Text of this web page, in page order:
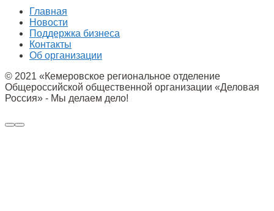
Главная
Новости
Поддержка бизнеса
Контакты
Об организации
© 2021 «Кемеровское региональное отделение
Общероссийской общественной организации «Деловая
Россия» - Мы делаем дело!